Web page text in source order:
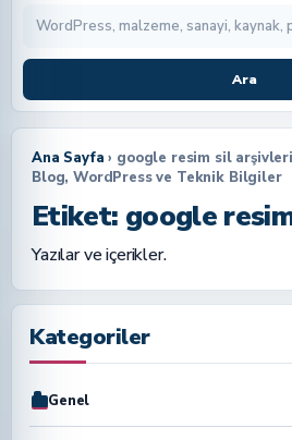
Ara
Ana Sayfa › google resim sil
Blog, WordPress ve Teknik Bilgiler
Etiket: google
Yazılar ve içerikler.
Kategoriler
Genel